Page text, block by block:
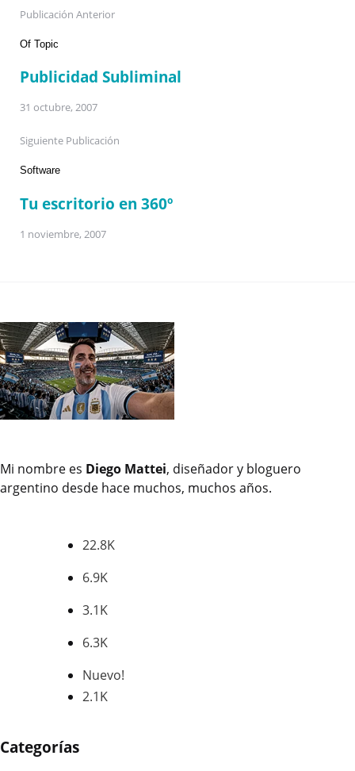
Post
navigation
Publicación Anterior
Of Topic
Publicidad Subliminal
31 octubre, 2007
Siguiente Publicación
Software
Tu escritorio en 360º
1 noviembre, 2007
Mi nombre es Diego Mattei, diseñador y bloguero
argentino desde hace muchos, muchos años.
22.8K
6.9K
3.1K
6.3K
Nuevo!
2.1K
Categorías